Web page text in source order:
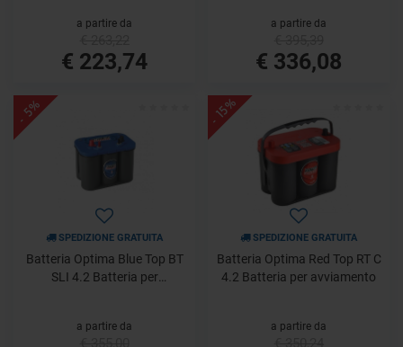
a partire da
€ 223,74
a partire da
€ 336,08
- 5%
SPEDIZIONE GRATUITA
Batteria Optima Blue Top BT
SLI 4.2 Batteria per
a partire da
- 15%
SPEDIZIONE GRATUITA
Batteria Optima Red Top RT C
4.2 Batteria per avviamento
a partire da